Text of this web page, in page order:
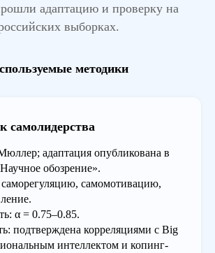
адаптацию и проверку на
выборках.
методики
самолидерства
адаптация опубликована в
обозрение».
самомотивацию,
α = 0.75–0.85.
подтверждена корреляциями с Big
интеллектом и копинг-